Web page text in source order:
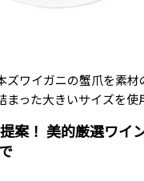
ズワイガニの蟹爪を素材
った大きいサイズを使
案！ 美的厳選ワイ